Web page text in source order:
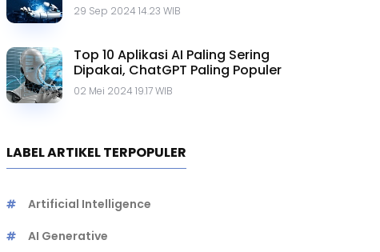
29 Sep 2024 14.23 WIB
Top 10 Aplikasi AI Paling Sering
Dipakai, ChatGPT Paling Populer
02 Mei 2024 19.17 WIB
LABEL ARTIKEL TERPOPULER
Artificial Intelligence
AI Generative